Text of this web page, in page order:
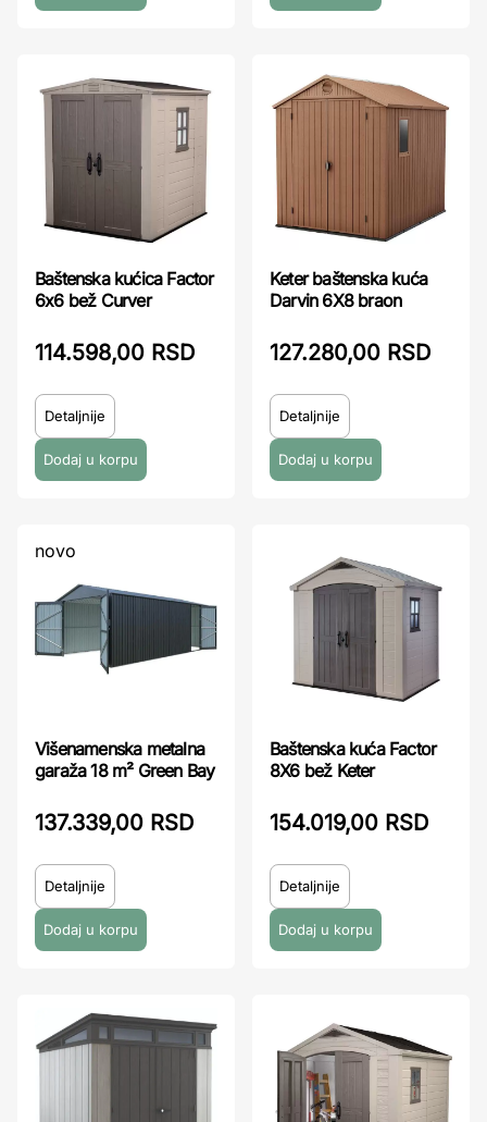
Baštenska kućica Factor
6x6 bež Curver
114.598,00 RSD
Detaljnije
Keter baštenska kuća
Darvin 6X8 braon
127.280,00 RSD
Detaljnije
novo
Višenamenska metalna
garaža 18 m² Green Bay
137.339,00 RSD
Detaljnije
Baštenska kuća Factor
8X6 bež Keter
154.019,00 RSD
Detaljnije